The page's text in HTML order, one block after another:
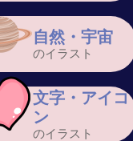
自然・宇宙
のイラスト
文字・アイコ
ン
のイラスト